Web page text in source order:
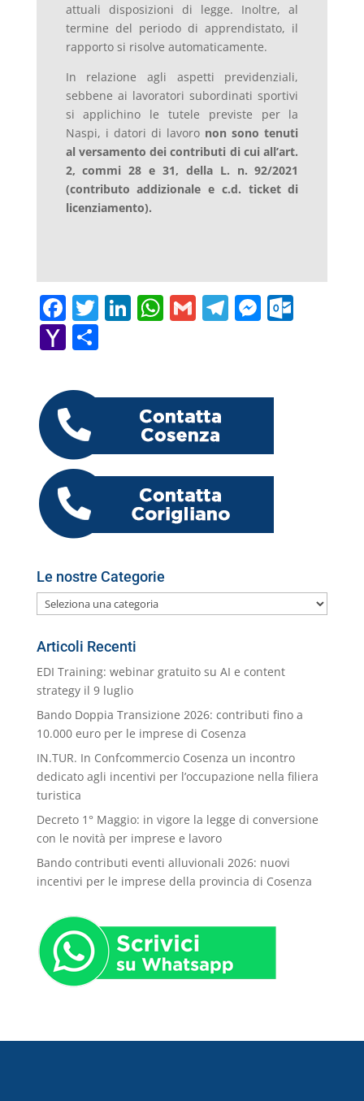
attuali disposizioni di legge. Inoltre, al
termine del periodo di apprendistato, il
rapporto si risolve automaticamente.
In relazione agli aspetti previdenziali,
sebbene ai lavoratori subordinati sportivi
si applichino le tutele previste per la
Naspi, i datori di lavoro non sono tenuti
al versamento dei contributi di cui all’art.
2, commi 28 e 31, della L. n. 92/2021
(contributo addizionale e c.d. ticket di
licenziamento).
F
a
c
e
b
o
o
k
T
w
itt
Li
dI
n
W
A
p
p
G T M
er
O
Y
h
o
o
M
ai
l
C
n
di
Le nostre Categorie
Le
nostre
Categorie
Articoli Recenti
EDI Training: webinar gratuito su AI e content
strategy il 9 luglio
Bando Doppia Transizione 2026: contributi fino a
10.000 euro per le imprese di Cosenza
IN.TUR. In Confcommercio Cosenza un incontro
dedicato agli incentivi per l’occupazione nella filiera
turistica
Decreto 1° Maggio: in vigore la legge di conversione
con le novità per imprese e lavoro
Bando contributi eventi alluvionali 2026: nuovi
incentivi per le imprese della provincia di Cosenza